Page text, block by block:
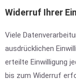
Widerruf Ihrer
Viele
ausdrücklichen
erteilte Einwilligung
bis zum Widerruf